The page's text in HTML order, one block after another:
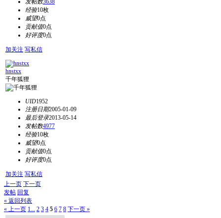
发帖数3638
经验10枚
威望0点
贡献值0点
好评度0点
加关注 写私信
hnstxx
千年狐狸
UID1952
注册日期2005-01-09
最后登录2013-05-14
发帖数4977
经验10枚
威望0点
贡献值0点
好评度0点
加关注 写私信
上一页 下一页
发帖 回复
« 返回列表
« 上一页 1... 2 3 4 5 6 7 8 下一页 »